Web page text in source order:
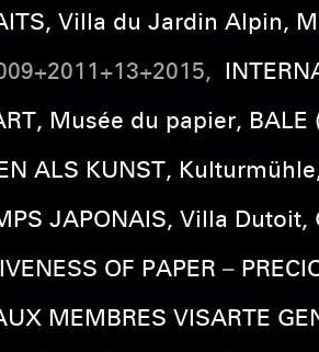
Villa du Jardin Alpin,
Musée du papier, BALE
ALS KUNST,
JAPONAIS, Villa Dutoit,
OF PAPER –
MEMBRES VISARTE